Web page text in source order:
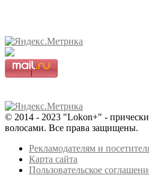
© 2014 - 2023 "Lokon+" -
волосами. Все права защищены.
Рекламодателям и
Карта сайта
Пользовательское